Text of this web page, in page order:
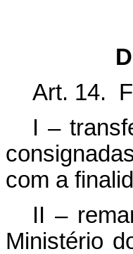
Art. 14.
I –
com a
II –
Ministério